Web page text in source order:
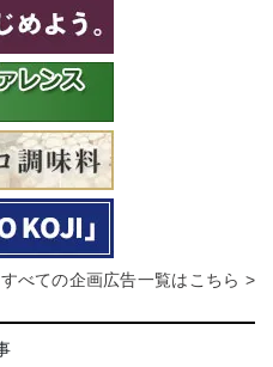
すべての企画広告一覧はこちら >